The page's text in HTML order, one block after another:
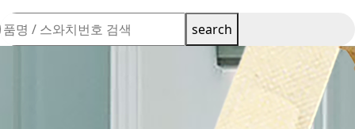
search